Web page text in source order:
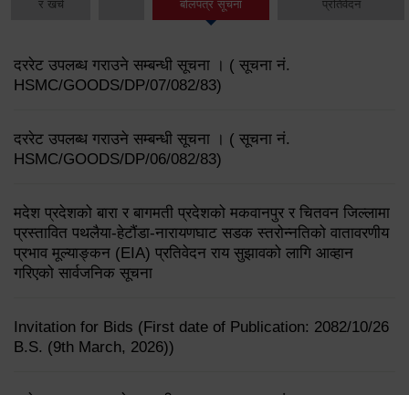
र खर्च
बोलपत्र सूचना
प्रतिवेदन
दररेट उपलब्ध गराउने सम्बन्धी सूचना । ( सूचना नं.
HSMC/GOODS/DP/07/082/83)
दररेट उपलब्ध गराउने सम्बन्धी सूचना । ( सूचना नं.
HSMC/GOODS/DP/06/082/83)
मदेश प्रदेशको बारा र बागमती प्रदेशको मकवानपुर र चितवन जिल्लामा
प्रस्तावित पथलैया-हेटौंडा-नारायणघाट सडक स्तरोन्नतिको वातावरणीय
प्रभाव मूल्याङ्कन (EIA) प्रतिवेदन राय सुझावको लागि आव्हान
गरिएको सार्वजनिक सूचना
Invitation for Bids (First date of Publication: 2082/10/26
B.S. (9th March, 2026))